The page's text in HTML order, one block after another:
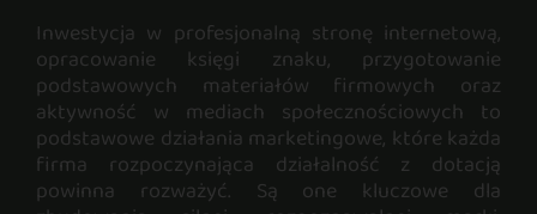
Inwestycja w profesjonalną stronę internetową,
opracowanie księgi znaku, przygotowanie
podstawowych materiałów firmowych oraz
aktywność w mediach społecznościowych to
podstawowe działania marketingowe, które każda
firma rozpoczynająca działalność z dotacją
powinna rozważyć. Są one kluczowe dla